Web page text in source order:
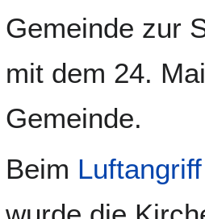
Gemeinde zur
mit dem 24.
Gemeinde.
Beim